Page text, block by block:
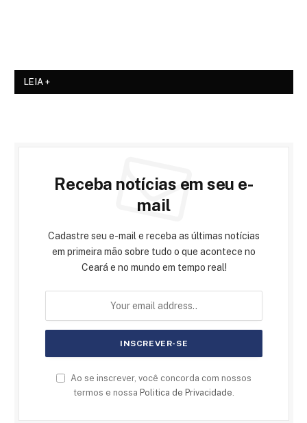
LEIA +
Receba notícias em seu e-
mail
Cadastre seu e-mail e receba as últimas notícias
em primeira mão sobre tudo o que acontece no
Ceará e no mundo em tempo real!
Ao se inscrever, você concorda com nossos
termos e nossa Politica de Privacidade